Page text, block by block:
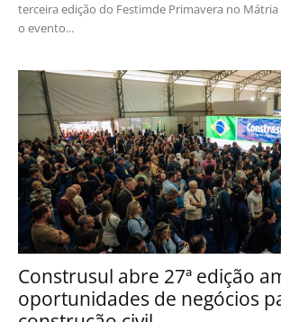
terceira edição do Festimde Primavera no Mátria
o evento...
Construsul abre 27ª edição
oportunidades de negócios